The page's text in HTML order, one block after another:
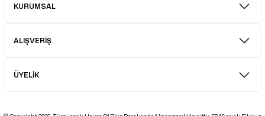
KURUMSAL
ALIŞVERİŞ
ÜYELİK